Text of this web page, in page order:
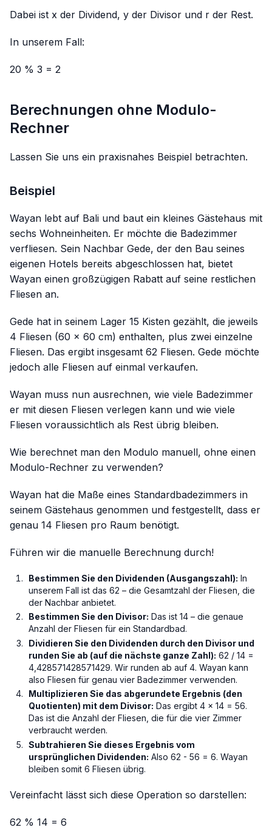
Dabei ist x der Dividend, y der Divisor und r der Rest.
In unserem Fall:
20 % 3 = 2
Berechnungen ohne Modulo-
Rechner
Lassen Sie uns ein praxisnahes Beispiel betrachten.
Beispiel
Wayan lebt auf Bali und baut ein kleines Gästehaus mit
sechs Wohneinheiten. Er möchte die Badezimmer
verfliesen. Sein Nachbar Gede, der den Bau seines
eigenen Hotels bereits abgeschlossen hat, bietet
Wayan einen großzügigen Rabatt auf seine restlichen
Fliesen an.
Gede hat in seinem Lager 15 Kisten gezählt, die jeweils
4 Fliesen (60 × 60 cm) enthalten, plus zwei einzelne
Fliesen. Das ergibt insgesamt 62 Fliesen. Gede möchte
jedoch alle Fliesen auf einmal verkaufen.
Wayan muss nun ausrechnen, wie viele Badezimmer
er mit diesen Fliesen verlegen kann und wie viele
Fliesen voraussichtlich als Rest übrig bleiben.
Wie berechnet man den Modulo manuell, ohne einen
Modulo-Rechner zu verwenden?
Wayan hat die Maße eines Standardbadezimmers in
seinem Gästehaus genommen und festgestellt, dass er
genau 14 Fliesen pro Raum benötigt.
Führen wir die manuelle Berechnung durch!
Bestimmen Sie den Dividenden (Ausgangszahl): In
unserem Fall ist das 62 – die Gesamtzahl der Fliesen, die
der Nachbar anbietet.
Bestimmen Sie den Divisor: Das ist 14 – die genaue
Anzahl der Fliesen für ein Standardbad.
Dividieren Sie den Dividenden durch den Divisor und
runden Sie ab (auf die nächste ganze Zahl): 62 / 14 =
4,428571428571429. Wir runden ab auf 4. Wayan kann
also Fliesen für genau vier Badezimmer verwenden.
Multiplizieren Sie das abgerundete Ergebnis (den
Quotienten) mit dem Divisor: Das ergibt 4 × 14 = 56.
Das ist die Anzahl der Fliesen, die für die vier Zimmer
verbraucht werden.
Subtrahieren Sie dieses Ergebnis vom
ursprünglichen Dividenden: Also 62 - 56 = 6. Wayan
bleiben somit 6 Fliesen übrig.
Vereinfacht lässt sich diese Operation so darstellen:
62 % 14 = 6